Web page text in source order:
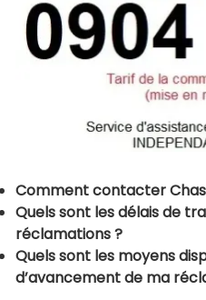
Comment contacter
Quels sont les délais de
réclamations ?
Quels sont les moyens
d’avancement de ma